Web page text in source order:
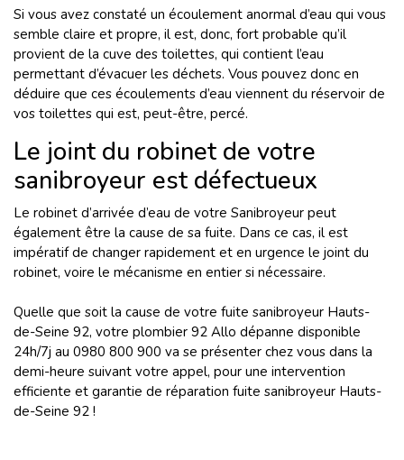
Si vous avez constaté un écoulement anormal d’eau qui vous
semble claire et propre, il est, donc, fort probable qu’il
provient de la cuve des toilettes, qui contient l’eau
permettant d’évacuer les déchets. Vous pouvez donc en
déduire que ces écoulements d’eau viennent du réservoir de
vos toilettes qui est, peut-être, percé.
Le joint du robinet de votre
sanibroyeur est défectueux
Le robinet d’arrivée d’eau de votre Sanibroyeur peut
également être la cause de sa fuite. Dans ce cas, il est
impératif de changer rapidement et en urgence le joint du
robinet, voire le mécanisme en entier si nécessaire.
Quelle que soit la cause de votre fuite sanibroyeur Hauts-
de-Seine 92, votre plombier 92 Allo dépanne disponible
24h/7j au 0980 800 900 va se présenter chez vous dans la
demi-heure suivant votre appel, pour une intervention
efficiente et garantie de réparation fuite sanibroyeur Hauts-
de-Seine 92 !